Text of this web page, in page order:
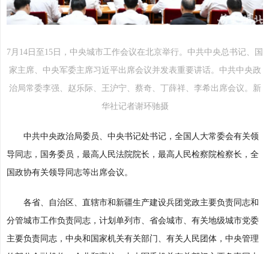
7月14日至15日，中央城市工作会议在北京举行。中共中央总书记、国
家主席、中央军委主席习近平出席会议并发表重要讲话。中共中央政
治局常委李强、赵乐际、王沪宁、蔡奇、丁薛祥、李希出席会议。新
华社记者谢环驰摄
中共中央政治局委员、中央书记处书记，全国人大常委会有关领
导同志，国务委员，最高人民法院院长，最高人民检察院检察长，全
国政协有关领导同志等出席会议。
各省、自治区、直辖市和新疆生产建设兵团党政主要负责同志和
分管城市工作负责同志，计划单列市、省会城市、有关地级城市党委
主要负责同志，中央和国家机关有关部门、有关人民团体，中央管理